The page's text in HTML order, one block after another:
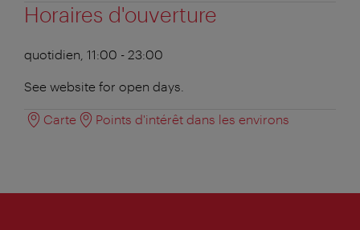
Horaires d'ouverture
quotidien, 11:00 - 23:00
See website for open days.
Carte Points d'intérêt dans les environs